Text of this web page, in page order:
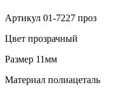
Артикул 01-7227 проз
Цвет прозрачный
Размер 11мм
Материал полиацеталь